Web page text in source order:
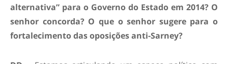
alternativa” para o Governo do Estado em 2014? O
senhor concorda? O que o senhor sugere para o
fortalecimento das oposições anti-Sarney?